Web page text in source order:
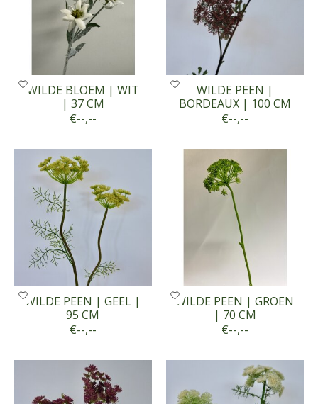
WILDE BLOEM | WIT
| 37 CM
€--,--
WILDE PEEN |
BORDEAUX | 100 CM
€--,--
WILDE PEEN | GEEL |
95 CM
€--,--
WILDE PEEN | GROEN
| 70 CM
€--,--